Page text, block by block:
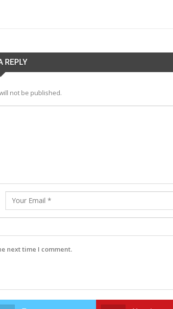
REPLY
not be published.
next time I comment.